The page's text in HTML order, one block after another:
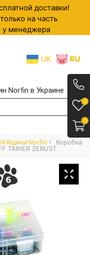
доставки!
на часть
у менеджера
UK RU
Norfin в Украине
Ящики Norfin
Коробка
TAINER ZERUST
0
0